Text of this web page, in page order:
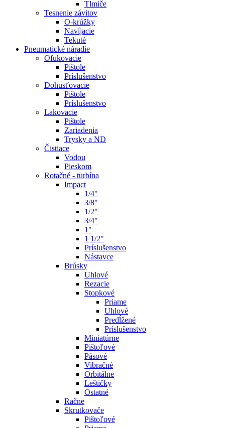
Tlmiče
Tesnenie závitov
O-krúžky
Navíjacie
Tekuté
Pneumatické náradie
Ofukovacie
Pištole
Príslušenstvo
Dohusťovacie
Pištole
Príslušenstvo
Lakovacie
Pištole
Zariadenia
Trysky a ND
Čistiace
Vodou
Pieskom
Rotačné - turbína
Impact
1/4"
3/8"
1/2"
3/4"
1"
1 1/2"
Príslušenstvo
Nástavce
Brúsky
Uhlové
Rezacie
Stopkové
Priame
Uhlové
Predĺžené
Príslušenstvo
Miniatúrne
Pištoľové
Pásové
Vibračné
Orbitálne
Leštičky
Ostatné
Račne
Skrutkovače
Pištoľové